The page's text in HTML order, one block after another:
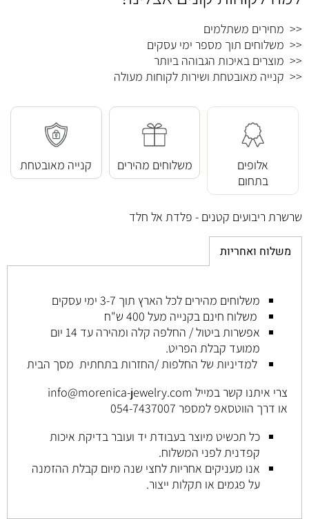
<< מחירים משתלמים
<< משלוחים תוך מספר ימי עסקים
<< מוצרים באיכות הגבוהה ביותר
<< קנייה מאובטחת ושירות לקוחות מעולה
אלופים
בתחום
משלוחים מהירים קנייה מאובטחת
שרשרת ריבועים קטנים - פלדת אל חלד
משלוח ואחריות
משלוחים מהירים לכל הארץ תוך 3-7 ימי עסקים
משלוח חינם בקנייה מעל 400 ש"ח
אפשרות ביטול / החלפה קלה ומהירה עד 14 יום
ממועד קבלת הפריט.
צרי איתנו קשר במייל info@morenica-jewelry.com
או דרך הווטסאפ למספר
כל תכשיט מיוצרבעבודת יד ועוברבדיקת איכות
קפדניתלפני המשלוח.
אנו מעניקים אחריותלחצי שנה מיום קבלת ההזמנה
על פגמים או תקלות ייצור.